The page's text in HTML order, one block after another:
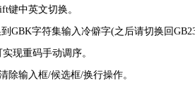
中英文切换。
字符集输入冷僻字(之后请切换回
重码手动调序。
输入框/候选框/换行操作。